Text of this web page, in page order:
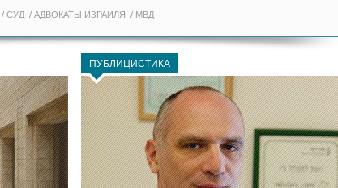
СУД АДВОКАТЫ ИЗРАИЛЯ МВД
ПУБЛИЦИСТИКА